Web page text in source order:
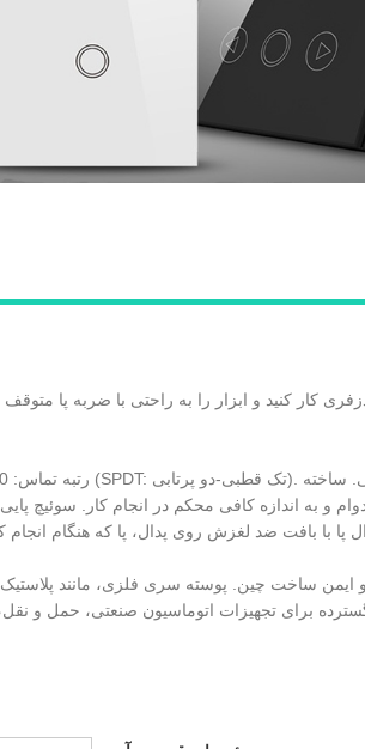
و به اندازه کافی محکم در انجام کار.
و ایمن ساخت چین. پوسته سری فلزی، مانند